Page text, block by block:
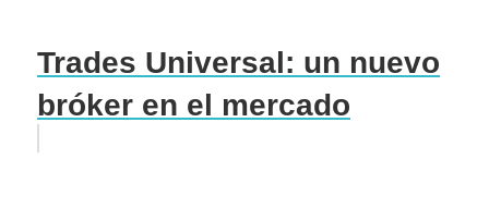
Trades Universal: un nuevo
bróker en el mercado